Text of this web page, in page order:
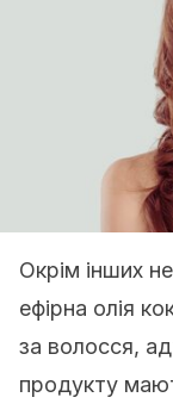
Окрім інших
ефірна олія
за волосся,
продукту